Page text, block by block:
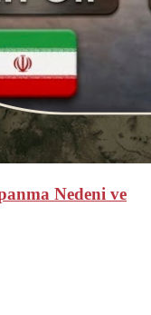
Nedeni ve